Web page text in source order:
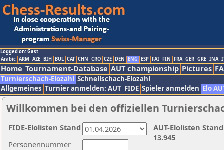
Logged on: Gast
Arabic ARM AZE BIH BUL CAT CHN CRO CZE DEN ENG ESP FAI FIN FRA GER GRE INA
Home Tournament-Database AUT championship Pictures
Turnierschach-Elozahl Schnellschach-Elozahl
Allgemeines Turnier anmelden: AUT FIDE Spieler anmelden Elo
Willkommen bei den offiziellen
Personennummer
AUT-Elolisten
13.945
FIDE-Elolisten Stand